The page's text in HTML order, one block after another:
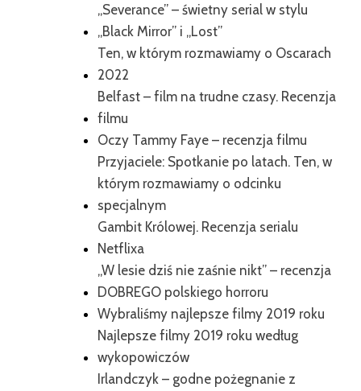
„Severance” – świetny serial w stylu
„Black Mirror” i „Lost”
Ten, w którym rozmawiamy o Oscarach
2022
Belfast – film na trudne czasy. Recenzja
filmu
Oczy Tammy Faye – recenzja filmu
Przyjaciele: Spotkanie po latach. Ten, w
którym rozmawiamy o odcinku
specjalnym
Gambit Królowej. Recenzja serialu
Netflixa
„W lesie dziś nie zaśnie nikt” – recenzja
DOBREGO polskiego horroru
Wybraliśmy najlepsze filmy 2019 roku
Najlepsze filmy 2019 roku według
wykopowiczów
Irlandczyk – godne pożegnanie z